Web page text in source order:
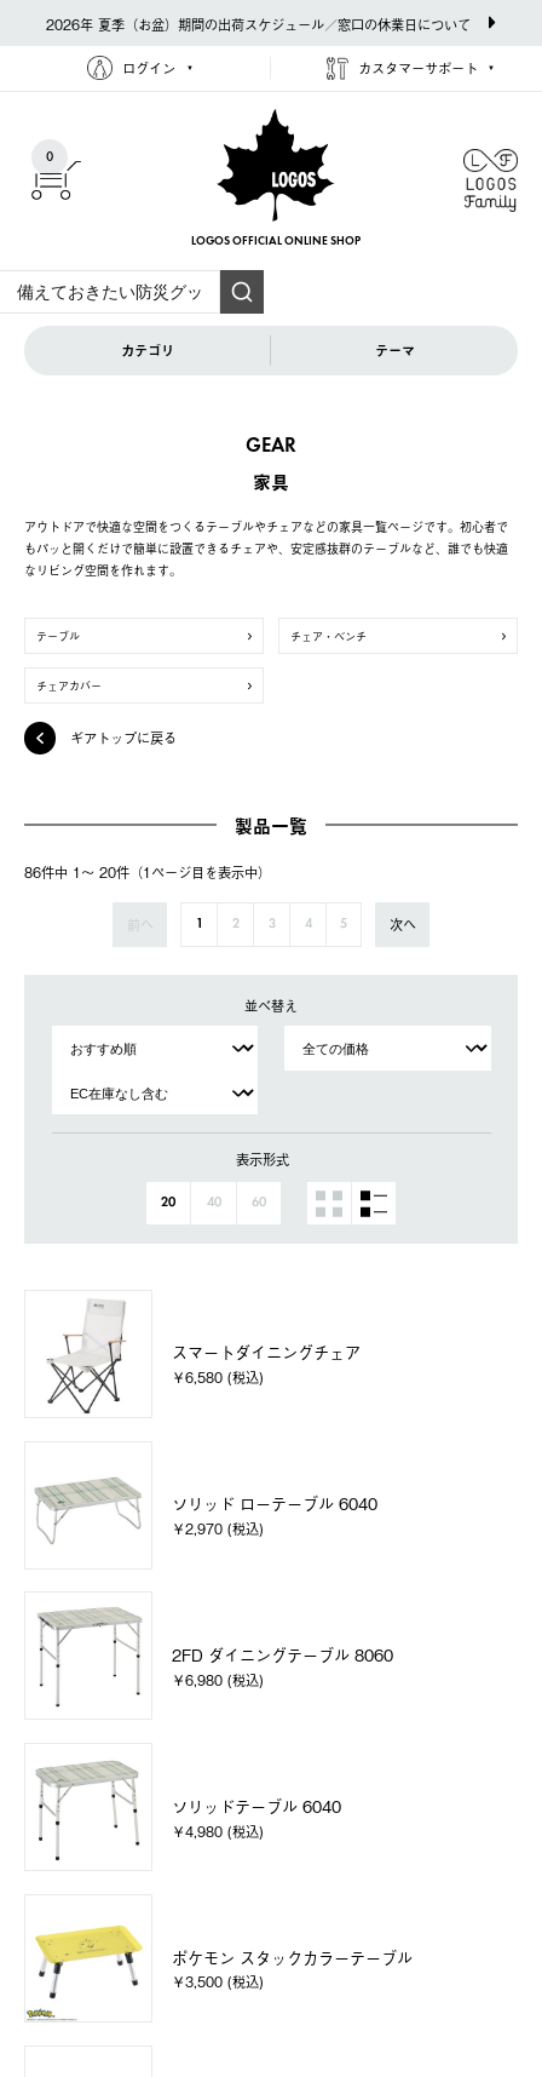
2026年 夏季（お盆）期間の出荷スケジュール／窓口の休業日について
ログイン カスタマーサポート
0
LOGOS OFFICIAL ONLINE SHOP
カテゴリ テーマ
GEAR
家具
アウトドアで快適な空間をつくるテーブルやチェアなどの家具一覧ページです。初心者で
もパッと開くだけで簡単に設置できるチェアや、安定感抜群のテーブルなど、誰でも快適
なリビング空間を作れます。
テーブル チェア・ベンチ
チェアカバー
ギアトップに戻る
製品一覧
86件中 1〜 20件（1ページ⽬を表⽰中）
前へ 1 2 3 4 5 次へ
並べ替え
表示形式
20 40 60
スマートダイニングチェア
￥6,580 (税込)
ソリッド ローテーブル 6040
￥2,970 (税込)
2FD ダイニングテーブル 8060
￥6,980 (税込)
ソリッドテーブル 6040
￥4,980 (税込)
ポケモン スタックカラーテーブル
￥3,500 (税込)